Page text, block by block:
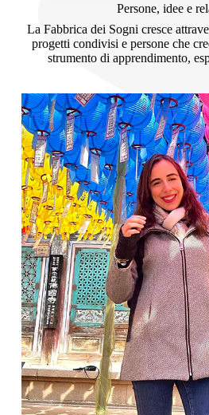
Persone, idee e
La Fabbrica dei Sogni cresce
progetti condivisi e persone che
strumento di apprendimento,